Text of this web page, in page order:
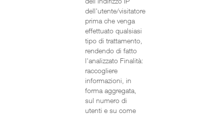
dell'utente/visitatore
prima che venga
effettuato qualsiasi
tipo di trattamento,
rendendo di fatto
l'analizzato Finalità:
raccogliere
informazioni, in
forma aggregata,
sul numero di
utenti e su come